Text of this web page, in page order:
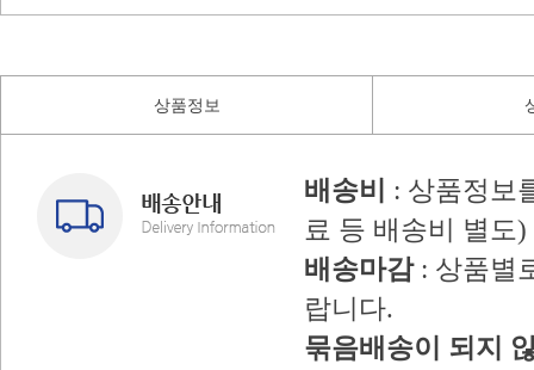
상품정보
배송비
: 상품정보
료 등 배송비 별도)
배송마감: 상품별
랍니다.
묶음배송이 되지